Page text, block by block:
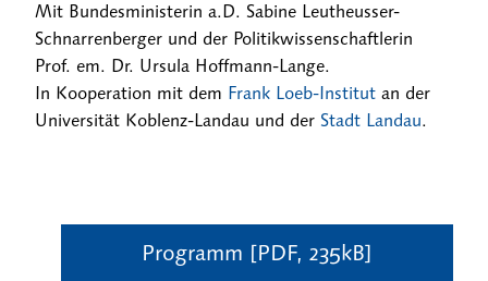
Mit Bundesministerin a.D. Sabine Leutheusser-
Schnarrenberger und der Politikwissenschaftlerin
Prof. em. Dr. Ursula Hoffmann-Lange.
In Kooperation mit dem Frank Loeb-Institut an der
Universität Koblenz-Landau und der Stadt Landau.
Programm [PDF, 235kB]